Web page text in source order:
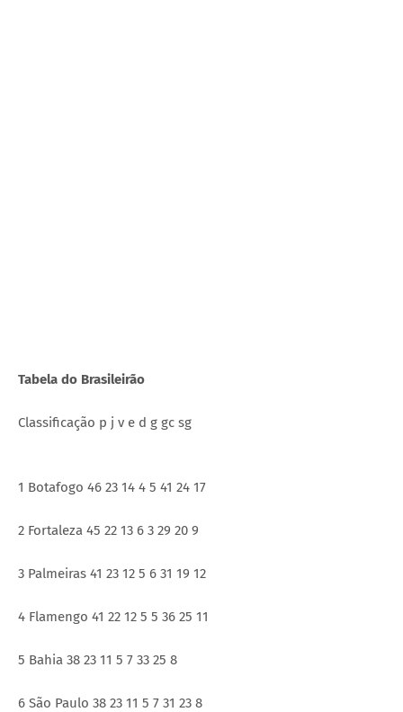
Tabela do Brasileirão
Classificação p j v e d g gc sg
1 Botafogo 46 23 14 4 5 41 24 17
2 Fortaleza 45 22 13 6 3 29 20 9
3 Palmeiras 41 23 12 5 6 31 19 12
4 Flamengo 41 22 12 5 5 36 25 11
5 Bahia 38 23 11 5 7 33 25 8
6 São Paulo 38 23 11 5 7 31 23 8